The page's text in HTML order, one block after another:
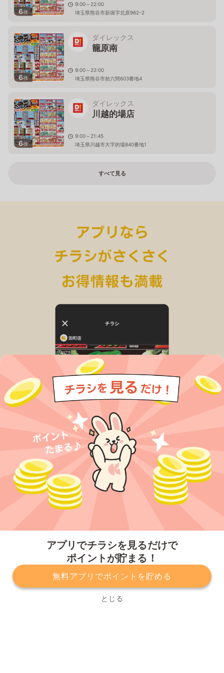
アプリでチラシを見るだけで
ポイントが貯まる！
無料アプリでポイントを貯める
とじる
6枚
9:00～22:00
埼玉県熊谷市新堀字北原962-2
6枚
ダイレックス
籠原南
9:00～22:00
埼玉県熊谷市拾六間603番地4
6枚
ダイレックス
川越的場店
9:00～21:45
埼玉県川越市大字的場840番地1
すべて見る
プライバシーポリシー 利用規約
運営会社
サービスに関してのお問い合わせ